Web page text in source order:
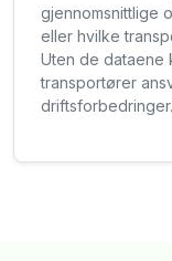
gjennomsnittlige
eller hvilke
Uten de dataene
transportører
driftsforbedringer.